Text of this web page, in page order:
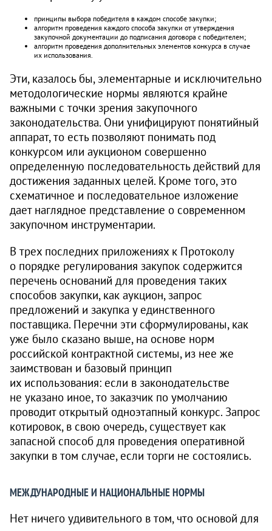
принципы выбора победителя в каждом способе закупки;
алгоритм проведения каждого способа закупки от утверждения
закупочной документации до подписания договора с победителем;
алгоритм проведения дополнительных элементов конкурса в случае
их использования.
Эти, казалось бы, элементарные и исключительно
методологические нормы являются крайне
важными с точки зрения закупочного
законодательства. Они унифицируют понятийный
аппарат, то есть позволяют понимать под
конкурсом или аукционом совершенно
определенную последовательность действий для
достижения заданных целей. Кроме того, это
схематичное и последовательное изложение
дает наглядное представление о современном
закупочном инструментарии.
В трех последних приложениях к Протоколу
о порядке регулирования закупок содержится
перечень оснований для проведения таких
способов закупки, как аукцион, запрос
предложений и закупка у единственного
поставщика. Перечни эти сформулированы, как
уже было сказано выше, на основе норм
российской контрактной системы, из нее же
заимствован и базовый принцип
их использования: если в законодательстве
не указано иное, то заказчик по умолчанию
проводит открытый одноэтапный конкурс. Запрос
котировок, в свою очередь, существует как
запасной способ для проведения оперативной
закупки в том случае, если торги не состоялись.
МЕЖДУНАРОДНЫЕ И НАЦИОНАЛЬНЫЕ НОРМЫ
Нет ничего удивительного в том, что основой для